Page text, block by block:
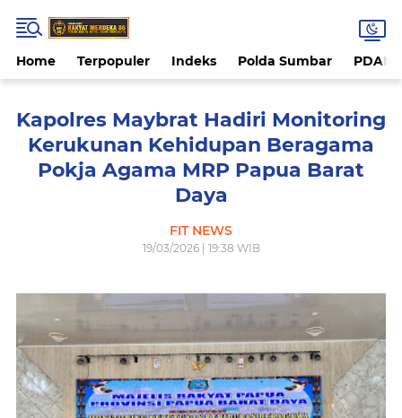
Home Terpopuler Indeks Polda Sumbar PDAM
Kapolres Maybrat Hadiri Monitoring
Kerukunan Kehidupan Beragama
Pokja Agama MRP Papua Barat
Daya
FIT NEWS
19/03/2026 | 19:38 WIB